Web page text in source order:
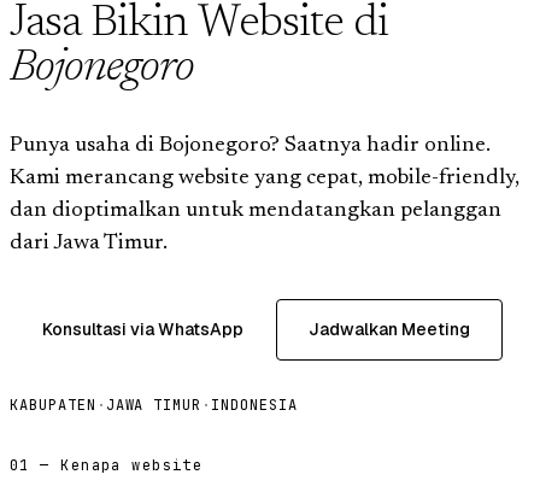
Jasa Bikin Website di
Bojonegoro
Punya usaha di Bojonegoro? Saatnya hadir online.
Kami merancang website yang cepat, mobile-friendly,
dan dioptimalkan untuk mendatangkan pelanggan
dari Jawa Timur.
Konsultasi via WhatsApp Jadwalkan Meeting
KABUPATEN · JAWA TIMUR · INDONESIA
01 — Kenapa website